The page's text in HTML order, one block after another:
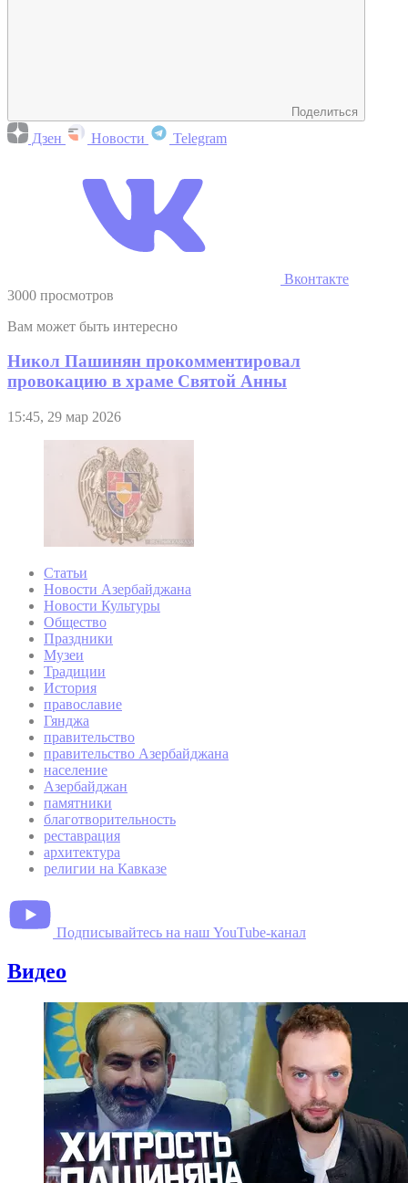
Поделиться
Дзен Новости Telegram
Вконтакте
3000 просмотров
Вам может быть интересно
Никол Пашинян прокомментировал
провокацию в храме Святой Анны
15:45, 29 мар 2026
Статьи
Новости Азербайджана
Новости Культуры
Общество
Праздники
Музеи
Традиции
История
православие
Гянджа
правительство
правительство Азербайджана
население
Азербайджан
памятники
благотворительность
реставрация
архитектура
религии на Кавказе
Подписывайтесь на наш YouTube-канал
Видео